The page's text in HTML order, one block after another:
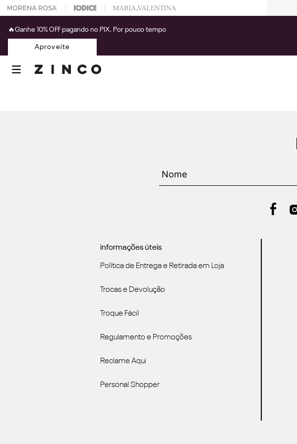
na sua 1° compra usando o cupom: PRIMEIRAZIN
🔥Ganhe 10% OFF pagando no PIX. Por pouco tempo
Aproveite
informações úteis
Política de Entrega e Retirada em Loja
Trocas e Devolução
Troque Fácil
Regulamento e Promoções
Reclame Aqui
Personal Shopper